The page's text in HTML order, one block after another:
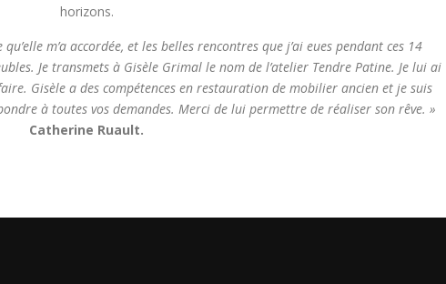
horizons.
m’a accordée, et les belles rencontres que j’ai eues pendant ces 14
Je transmets à Gisèle Grimal le nom de l’atelier Tendre Patine. Je lui ai
Gisèle a des compétences en restauration de mobilier ancien et je suis
à toutes vos demandes. Merci de lui permettre de réaliser son rêve. »
Catherine Ruault.